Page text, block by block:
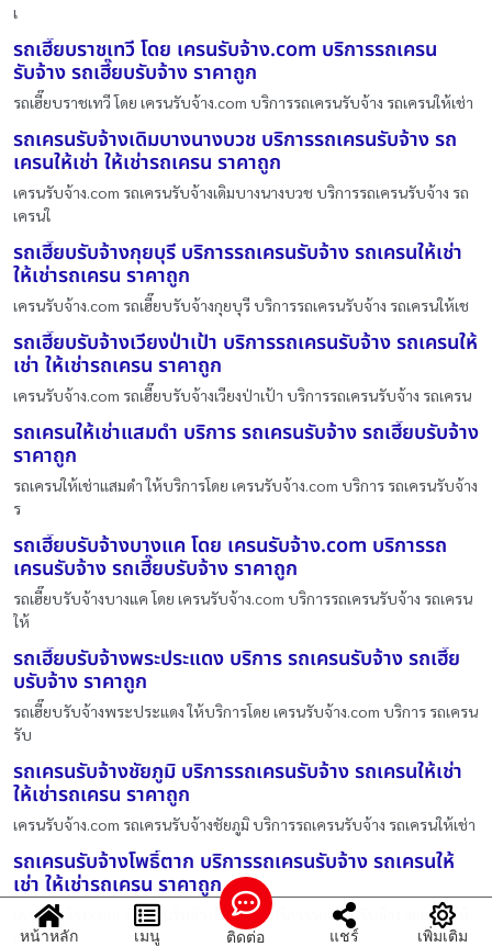
เ
รถเฮี๊ยบราชเทวี โดย เครนรับจ้าง.com บริการรถเครน
รับจ้าง รถเฮี๊ยบรับจ้าง ราคาถูก
รถเฮี๊ยบราชเทวี โดย เครนรับจ้าง.com บริการรถเครนรับจ้าง รถเครนให้เช่า
รถเครนรับจ้างเดิมบางนางบวช บริการรถเครนรับจ้าง รถ
เครนให้เช่า ให้เช่ารถเครน ราคาถูก
เครนรับจ้าง.com รถเครนรับจ้างเดิมบางนางบวช บริการรถเครนรับจ้าง รถ
เครนใ
รถเฮี๊ยบรับจ้างกุยบุรี บริการรถเครนรับจ้าง รถเครนให้เช่า
ให้เช่ารถเครน ราคาถูก
เครนรับจ้าง.com รถเฮี๊ยบรับจ้างกุยบุรี บริการรถเครนรับจ้าง รถเครนให้เช
รถเฮี๊ยบรับจ้างเวียงป่าเป้า บริการรถเครนรับจ้าง รถเครนให้
เช่า ให้เช่ารถเครน ราคาถูก
เครนรับจ้าง.com รถเฮี๊ยบรับจ้างเวียงป่าเป้า บริการรถเครนรับจ้าง รถเครน
รถเครนให้เช่าแสมดำ บริการ รถเครนรับจ้าง รถเฮี๊ยบรับจ้าง
ราคาถูก
รถเครนให้เช่าแสมดำ ให้บริการโดย เครนรับจ้าง.com บริการ รถเครนรับจ้าง
ร
รถเฮี๊ยบรับจ้างบางแค โดย เครนรับจ้าง.com บริการรถ
เครนรับจ้าง รถเฮี๊ยบรับจ้าง ราคาถูก
รถเฮี๊ยบรับจ้างบางแค โดย เครนรับจ้าง.com บริการรถเครนรับจ้าง รถเครน
ให้
รถเฮี๊ยบรับจ้างพระประแดง บริการ รถเครนรับจ้าง รถเฮี๊ย
บรับจ้าง ราคาถูก
รถเฮี๊ยบรับจ้างพระประแดง ให้บริการโดย เครนรับจ้าง.com บริการ รถเครน
รับ
รถเครนรับจ้างชัยภูมิ บริการรถเครนรับจ้าง รถเครนให้เช่า
ให้เช่ารถเครน ราคาถูก
เครนรับจ้าง.com รถเครนรับจ้างชัยภูมิ บริการรถเครนรับจ้าง รถเครนให้เช่า
รถเครนรับจ้างโพธิ์ตาก บริการรถเครนรับจ้าง รถเครนให้
เช่า ให้เช่ารถเครน ราคาถูก
เครนรับจ้าง.com รถเครนรับจ้างโพธิ์ตาก บริการรถเครนรับจ้าง รถเครนให้
เช่
หน้าหลัก เมนู ติดต่อ แชร์ เพิ่มเติม